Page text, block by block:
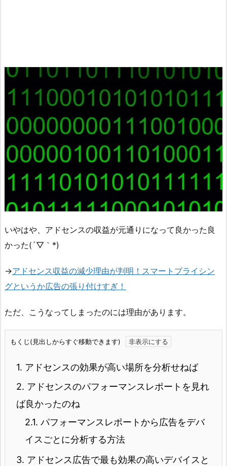
いやはや、アドセンスの収益が元通りになって良かった良
かった(´▽｀*)
→アドセンス収益の減少理由が判明！スマートプライシン
グというか広告の張り付けすぎ！
ただ、こうなってしまったのには理由があります。
もくじ(見出しからすぐ移動できます)
1. アドセンスの効果が高い場所を分析せねば
2. アドセンスのパフォーマンスレポートを見れ
ば良かったのね
2.1. パフォーマンスレポートから広告をデバ
イスごとに分析する方法
3. アドセンス広告で最も効果の高いデバイスと